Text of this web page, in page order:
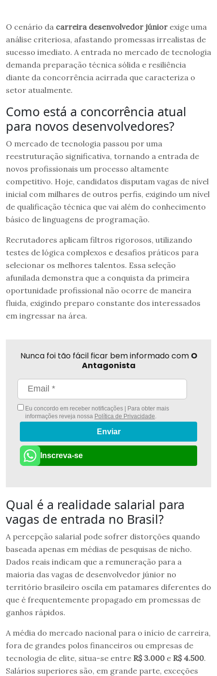
O cenário da carreira desenvolvedor júnior exige uma
análise criteriosa, afastando promessas irrealistas de
sucesso imediato. A entrada no mercado de tecnologia
demanda preparação técnica sólida e resiliência
diante da concorrência acirrada que caracteriza o
setor atualmente.
Como está a concorrência atual
para novos desenvolvedores?
O mercado de tecnologia passou por uma
reestruturação significativa, tornando a entrada de
novos profissionais um processo altamente
competitivo. Hoje, candidatos disputam vagas de nível
inicial com milhares de outros perfis, exigindo um nível
de qualificação técnica que vai além do conhecimento
básico de linguagens de programação.
Recrutadores aplicam filtros rigorosos, utilizando
testes de lógica complexos e desafios práticos para
selecionar os melhores talentos. Essa seleção
afunilada demonstra que a conquista da primeira
oportunidade profissional não ocorre de maneira
fluida, exigindo preparo constante dos interessados
em ingressar na área.
Nunca foi tão fácil ficar bem informado com O
Antagonista
Eu concordo em receber notificações | Para obter mais
informações reveja nossa Política de Privacidade
Enviar
Inscreva-se
Qual é a realidade salarial para
vagas de entrada no Brasil?
A percepção salarial pode sofrer distorções quando
baseada apenas em médias de pesquisas de nicho.
Dados reais indicam que a remuneração para a
maioria das vagas de desenvolvedor júnior no
território brasileiro oscila em patamares diferentes do
que é frequentemente propagado em promessas de
ganhos rápidos.
A média do mercado nacional para o início de carreira,
fora de grandes polos financeiros ou empresas de
tecnologia de elite, situa-se entre R$ 3.000 e R$ 4.500.
Salários superiores são, em grande parte, exceções